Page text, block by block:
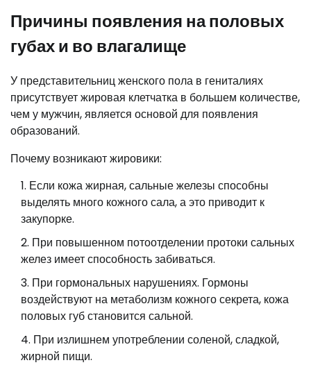
Причины появления на половых
губах и во влагалище
У представительниц женского пола в гениталиях
присутствует жировая клетчатка в большем количестве,
чем у мужчин, является основой для появления
образований.
Почему возникают жировики:
Если кожа жирная, сальные железы способны
выделять много кожного сала, а это приводит к
закупорке.
При повышенном потоотделении протоки сальных
желез имеет способность забиваться.
При гормональных нарушениях. Гормоны
воздействуют на метаболизм кожного секрета, кожа
половых губ становится сальной.
При излишнем употреблении соленой, сладкой,
жирной пищи.